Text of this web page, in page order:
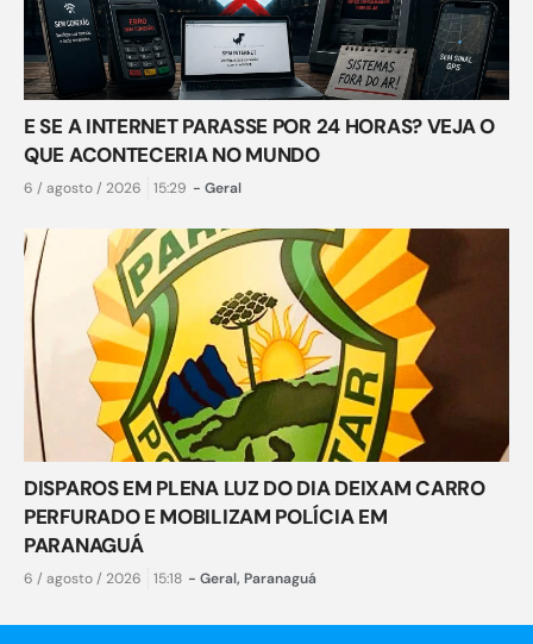
E SE A INTERNET PARASSE POR 24 HORAS? VEJA O
QUE ACONTECERIA NO MUNDO
6 / agosto / 2026 15:29 - Geral
DISPAROS EM PLENA LUZ DO DIA DEIXAM CARRO
PERFURADO E MOBILIZAM POLÍCIA EM
PARANAGUÁ
6 / agosto / 2026 15:18 - Geral, Paranaguá